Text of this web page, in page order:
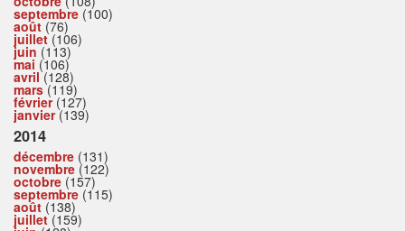
septembre (100)
août (76)
juillet(106)
juin (113)
mai (106)
avril(128)
mars(119)
février(127)
janvier(139)
2014
décembre (131)
novembre (122)
octobre (157)
septembre (115)
août (138)
juillet(159)